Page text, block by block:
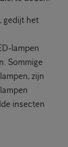
gedijt het
lampen
Sommige
zijn
insecten